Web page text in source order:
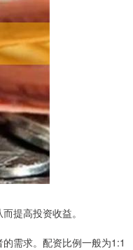
提高投资收益。
需求。配资比例一般为1:1